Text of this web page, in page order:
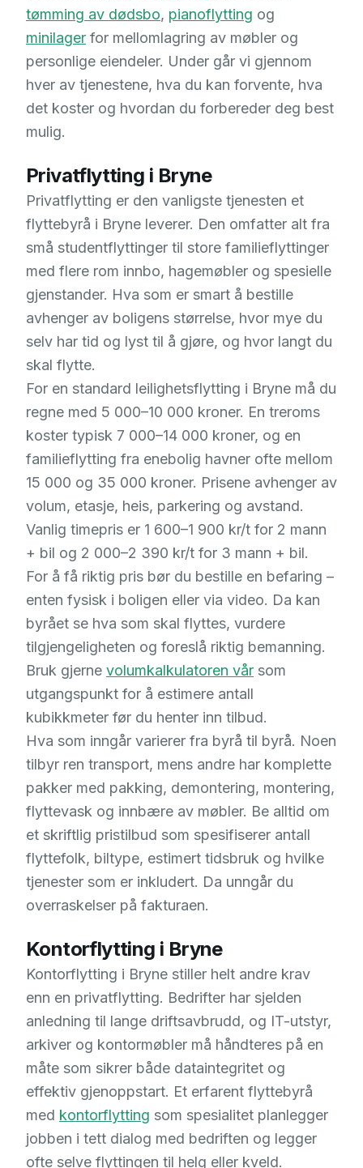
tømming av dødsbo, pianoflytting og
minilager for mellomlagring av møbler og
personlige eiendeler. Under går vi gjennom
hver av tjenestene, hva du kan forvente, hva
det koster og hvordan du forbereder deg best
mulig.
Privatflytting i Bryne
Privatflytting er den vanligste tjenesten et
flyttebyrå i Bryne leverer. Den omfatter alt fra
små studentflyttinger til store familieflyttinger
med flere rom innbo, hagemøbler og spesielle
gjenstander. Hva som er smart å bestille
avhenger av boligens størrelse, hvor mye du
selv har tid og lyst til å gjøre, og hvor langt du
skal flytte.
For en standard leilighetsflytting i Bryne må du
regne med 5 000–10 000 kroner. En treroms
koster typisk 7 000–14 000 kroner, og en
familieflytting fra enebolig havner ofte mellom
15 000 og 35 000 kroner. Prisene avhenger av
volum, etasje, heis, parkering og avstand.
Vanlig timepris er 1 600–1 900 kr/t for 2 mann
+ bil og 2 000–2 390 kr/t for 3 mann + bil.
For å få riktig pris bør du bestille en befaring –
enten fysisk i boligen eller via video. Da kan
byrået se hva som skal flyttes, vurdere
tilgjengeligheten og foreslå riktig bemanning.
Bruk gjerne volumkalkulatoren vår som
utgangspunkt for å estimere antall
kubikkmeter før du henter inn tilbud.
Hva som inngår varierer fra byrå til byrå. Noen
tilbyr ren transport, mens andre har komplette
pakker med pakking, demontering, montering,
flyttevask og innbære av møbler. Be alltid om
et skriftlig pristilbud som spesifiserer antall
flyttefolk, biltype, estimert tidsbruk og hvilke
tjenester som er inkludert. Da unngår du
overraskelser på fakturaen.
Kontorflytting i Bryne
Kontorflytting i Bryne stiller helt andre krav
enn en privatflytting. Bedrifter har sjelden
anledning til lange driftsavbrudd, og IT-utstyr,
arkiver og kontormøbler må håndteres på en
måte som sikrer både dataintegritet og
effektiv gjenoppstart. Et erfarent flyttebyrå
med kontorflytting som spesialitet planlegger
jobben i tett dialog med bedriften og legger
ofte selve flyttingen til helg eller kveld.